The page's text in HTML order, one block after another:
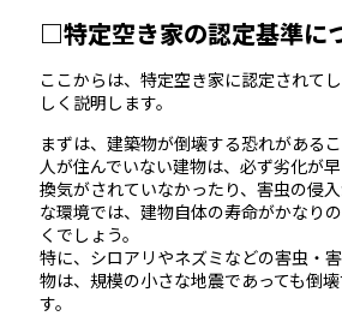
□特定空き家の認定基準に
ここからは、特定空き家に認定されて
しく説明します。
まずは、建築物が倒壊する恐れがあるこ
人が住んでいない建物は、必ず劣化が早
換気がされていなかったり、害虫の侵
な環境では、建物自体の寿命がかなり
くでしょう。
特に、シロアリやネズミなどの害虫・
物は、規模の小さな地震であっても倒
す。